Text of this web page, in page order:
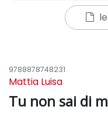
9788878748231
Mattia Luisa
Tu non sai di